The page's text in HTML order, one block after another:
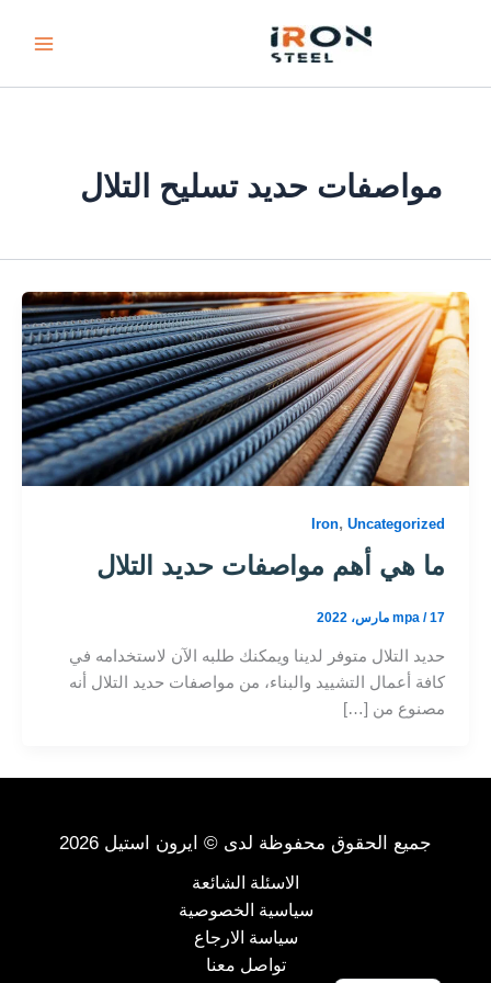
مواصفات حديد تسليح التلال
Iron,Uncategorized
ما هي أهم مواصفات حديد التلال
mpa/17 مارس، 2022
حديد التلال متوفر لدينا ويمكنك طلبه الآن لاستخدامه في
كافة أعمال التشييد والبناء، من مواصفات حديد التلال أنه
مصنوع من […]
جميع الحقوق محفوظة لدى © ايرون استيل 2026
الاسئلة الشائعة
سياسية الخصوصية
سياسة الارجاع
تواصل معنا